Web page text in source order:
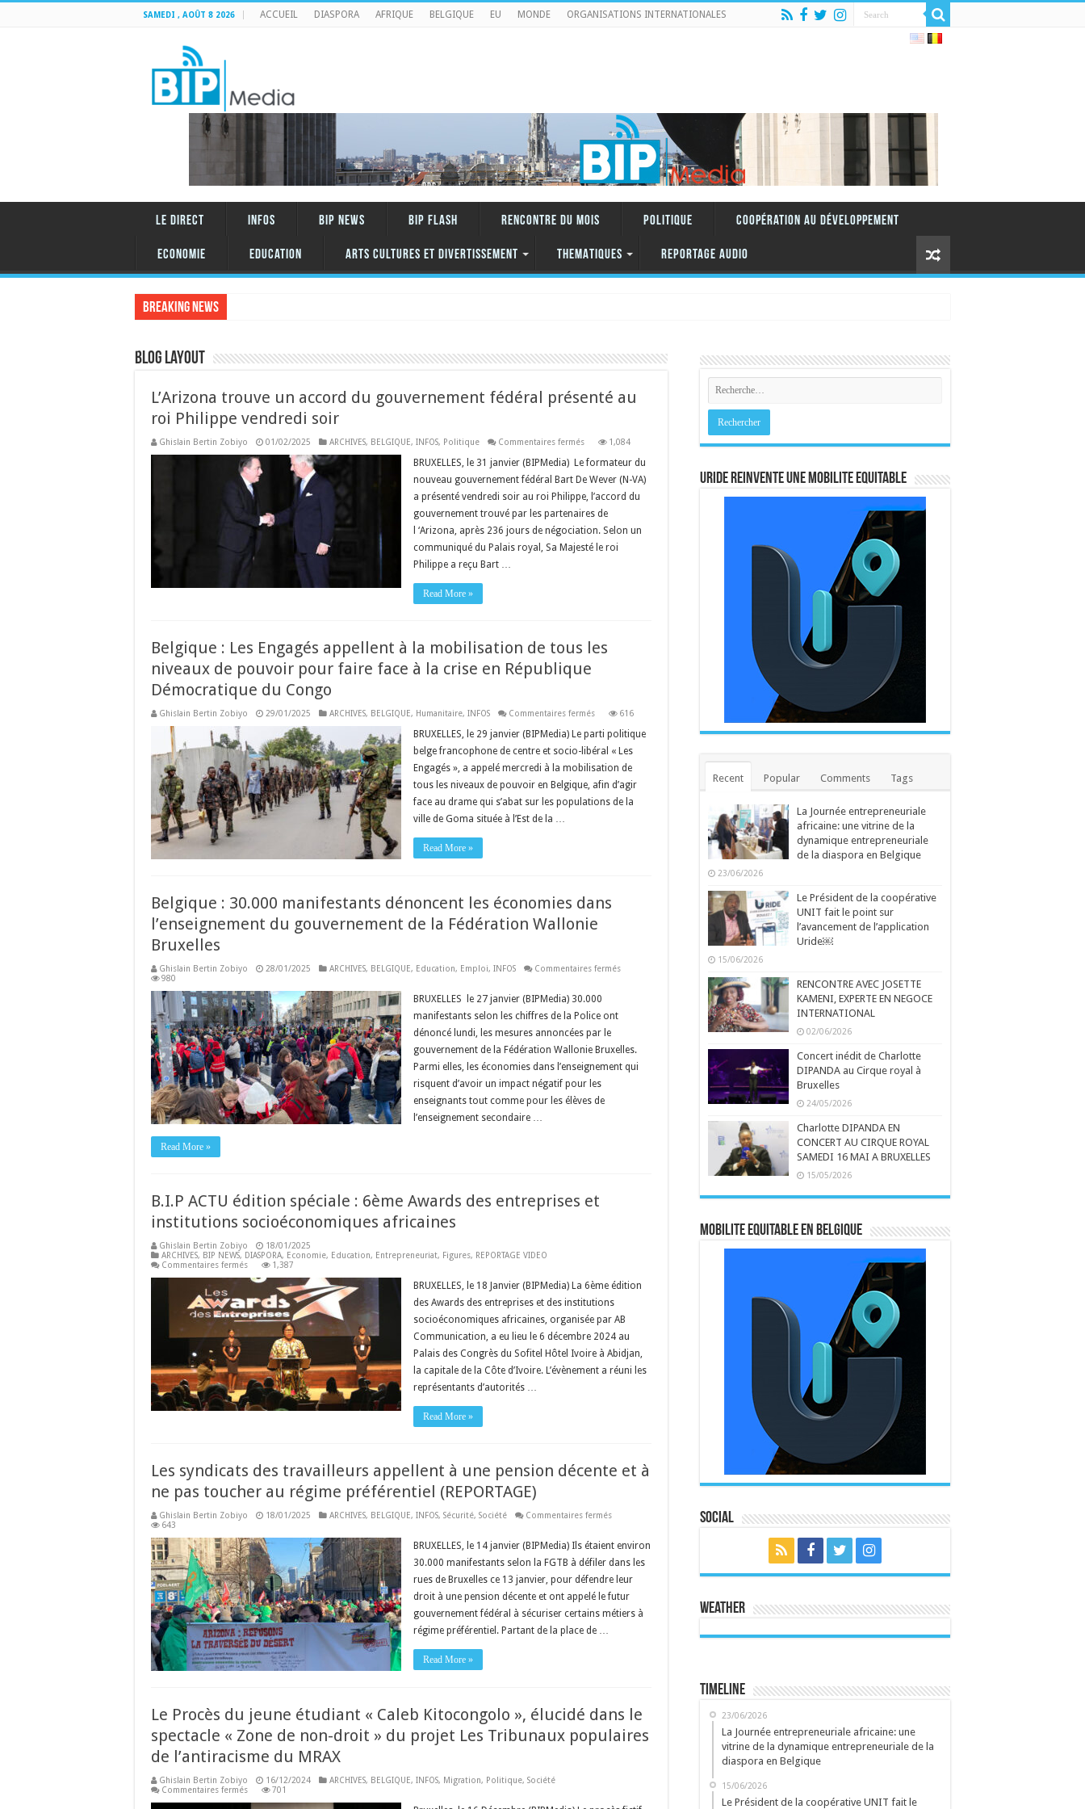
SAMEDI , AOÛT 8 2026 ACCUEIL DIASPORA AFRIQUE BELGIQUE EU MONDE ORGANISATIONS INTERNATIONALES
LE DIRECT INFOS BIP NEWS BIP FLASH RENCONTRE DU MOIS Politique Coopération au Développement
Economie Education ARTS CULTURES ET DIVERTISSEMENT THEMATIQUES REPORTAGE AUDIO
Breaking News
Blog Layout
L’Arizona trouve un accord du gouvernement fédéral présenté au
roi Philippe vendredi soir
Ghislain Bertin Zobiyo 01/02/2025 ARCHIVES, BELGIQUE, INFOS, Politique Commentaires ferméssur
trouve
accord
gouvernement fédéral
présenté
au
roi
vendredi
1,084
BRUXELLES, le 31 janvier (BIPMedia) Le formateur du
nouveau gouvernement fédéral Bart De Wever (N-VA)
a présenté vendredi soir au roi Philippe, l’accord du
gouvernement trouvé par les partenaires de
l ‘Arizona, après 236 jours de négociation. Selon un
communiqué du Palais royal, Sa Majesté le roi
Philippe a reçu Bart …
Read More »
Belgique : Les Engagés appellent à la mobilisation de tous les
niveaux de pouvoir pour faire face à la crise en République
Démocratique du Congo
Ghislain Bertin Zobiyo 29/01/2025 ARCHIVES, BELGIQUE, Humanitaire, INFOS Commentaires ferméssur
Les
Engagés
appellent
la
mobilisation
de
tous
en
Démocratique
616
BRUXELLES, le 29 janvier (BIPMedia) Le parti politique
belge francophone de centre et socio-libéral « Les
Engagés », a appelé mercredi à la mobilisation de
tous les niveaux de pouvoir en Belgique, afin d’agir
face au drame qui s’abat sur les populations de la
ville de Goma située à l’Est de la …
Read More »
Belgique : 30.000 manifestants dénoncent les économies dans
l’enseignement du gouvernement de la Fédération Wallonie
Bruxelles
Ghislain Bertin Zobiyo 28/01/2025 ARCHIVES, BELGIQUE, Education, Emploi, INFOS Commentaires ferméssur
l’enseignement
du
gouvernement
de
980
BRUXELLES le 27 janvier (BIPMedia) 30.000
manifestants selon les chiffres de la Police ont
dénoncé lundi, les mesures annoncées par le
gouvernement de la Fédération Wallonie Bruxelles.
Parmi elles, les économies dans l’enseignement qui
risquent d’avoir un impact négatif pour les
enseignants tout comme pour les élèves de
l’enseignement secondaire …
Read More »
B.I.P ACTU édition spéciale : 6ème Awards des entreprises et
institutions socioéconomiques africaines
Ghislain Bertin Zobiyo
18/01/2025
ARCHIVES, BIP NEWS, DIASPORA, Economie, Education, Entrepreneuriat, Figures, REPORTAGE VIDEO
Commentaires ferméssur
ACTU
édition
spéciale
:
6ème
entreprises
institutions
socioéconomiques
africaines
1,387
BRUXELLES, le 18 Janvier (BIPMedia) La 6ème édition
des Awards des entreprises et des institutions
socioéconomiques africaines, organisée par AB
Communication, a eu lieu le 6 décembre 2024 au
Palais des Congrès du Sofitel Hôtel Ivoire à Abidjan,
la capitale de la Côte d’Ivoire. L’évènement a réuni les
représentants d’autorités …
Read More »
Les syndicats des travailleurs appellent à une pension décente et à
ne pas toucher au régime préférentiel (REPORTAGE)
Ghislain Bertin Zobiyo 18/01/2025 ARCHIVES, BELGIQUE, INFOS, Sécurité, Société Commentaires ferméssur
des
appellent
une
pension
décente
et
643
BRUXELLES, le 14 janvier (BIPMedia) Ils étaient environ
30.000 manifestants selon la FGTB à défiler dans les
rues de Bruxelles ce 13 janvier, pour défendre leur
droit à une pension décente et ont appelé le futur
gouvernement fédéral à sécuriser certains métiers à
régime préférentiel. Partant de la place de …
Read More »
Le Procès du jeune étudiant « Caleb Kitocongolo », élucidé dans le
spectacle « Zone de non-droit » du projet Les Tribunaux populaires
de l’antiracisme du MRAX
Ghislain Bertin Zobiyo 16/12/2024 ARCHIVES, BELGIQUE, INFOS, Migration, Politique, Société
Commentaires ferméssur
701
URIDE REINVENTE UNE MOBILITE EQUITABLE
Recent Popular Comments Tags
La Journée entrepreneuriale
africaine: une vitrine de la
dynamique entrepreneuriale
de la diaspora en Belgique
23/06/2026
Le Président de la coopérative
UNIT fait le point sur
l’avancement de l’application
Uride￼
15/06/2026
RENCONTRE AVEC JOSETTE
KAMENI, EXPERTE EN NEGOCE
INTERNATIONAL
02/06/2026
Concert inédit de Charlotte
DIPANDA au Cirque royal à
Bruxelles
24/05/2026
Charlotte DIPANDA EN
CONCERT AU CIRQUE ROYAL
SAMEDI 16 MAI A BRUXELLES
15/05/2026
MOBILITE EQUITABLE EN BELGIQUE
Social
Weather
Timeline
23/06/2026
La Journée entrepreneuriale africaine: une
vitrine de la dynamique entrepreneuriale de la
diaspora en Belgique
15/06/2026
Le Président de la coopérative UNIT fait le